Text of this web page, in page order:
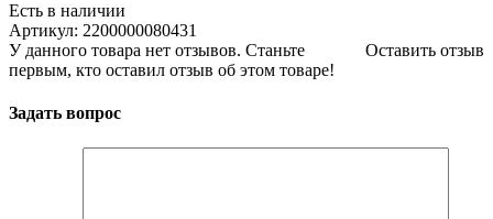
Есть в наличии
Артикул: 2200000080431
Оставить отзыв
У данного товара нет отзывов. Станьте
первым, кто оставил отзыв об этом товаре!
Задать вопрос